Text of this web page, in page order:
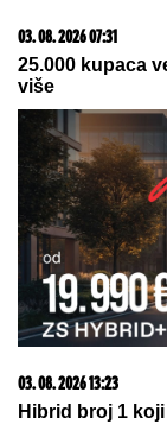
05. 08. 2026 14:12
Koliko visoku